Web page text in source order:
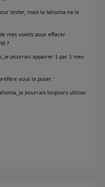
tester, mais la tahoma ne le
mes volets pour effacer
?
je pourrais appairer 1 par 1 mes
vous la poser :
je pourrais toujours utiliser